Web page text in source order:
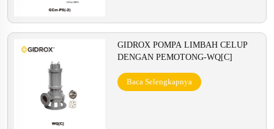
GIDROX POMPA LIMBAH CELUP
DENGAN PEMOTONG-WQ[C]
Baca Selengkapnya